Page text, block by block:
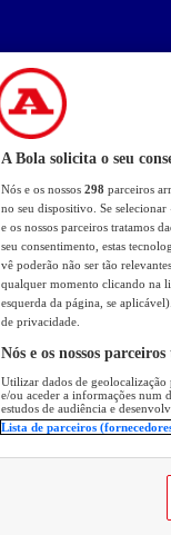
A Bola solicita o seu
Nós e os nossos 298 parceiros
no seu dispositivo. Se
e os nossos parceiros tratamos
seu consentimento, estas
vê poderão não ser tão
qualquer momento clicando na
esquerda da página, se
de privacidade.
Nós e os nossos
Utilizar dados de geolocalização
e/ou aceder a informações num
estudos de audiência e
Lista de parceiros